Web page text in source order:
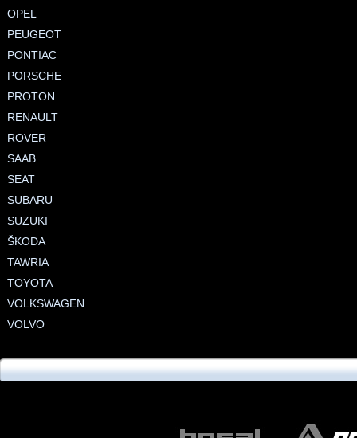
OPEL
PEUGEOT
PONTIAC
PORSCHE
PROTON
RENAULT
ROVER
SAAB
SEAT
SUBARU
SUZUKI
ŠKODA
TAWRIA
TOYOTA
VOLKSWAGEN
VOLVO